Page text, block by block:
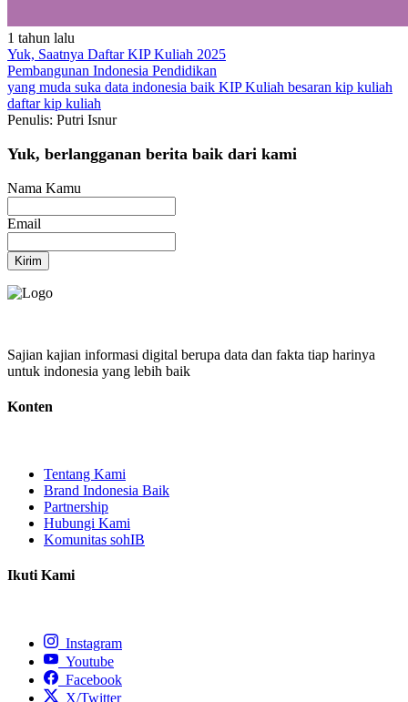
1 tahun lalu
Yuk, Saatnya Daftar KIP Kuliah 2025
Pembangunan Indonesia Pendidikan
yang muda suka data indonesia baik KIP Kuliah besaran kip kuliah
daftar kip kuliah
Penulis: Putri Isnur
Yuk, berlangganan berita baik dari kami
Nama Kamu
Email
Kirim
Sajian kajian informasi digital berupa data dan fakta tiap harinya
untuk indonesia yang lebih baik
Konten
Tentang Kami
Brand Indonesia Baik
Partnership
Hubungi Kami
Komunitas sohIB
Ikuti Kami
Instagram
Youtube
Facebook
X/Twitter